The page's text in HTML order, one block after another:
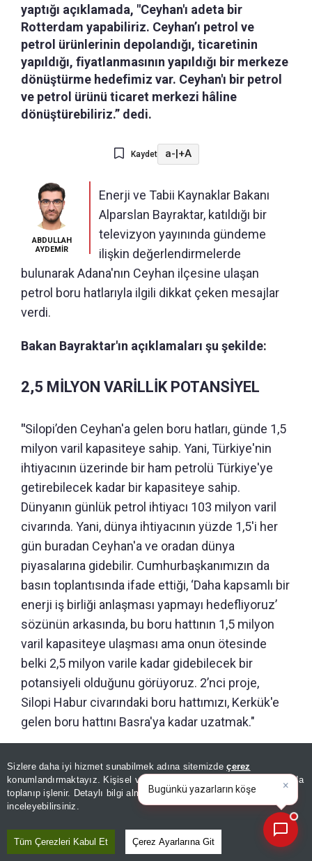
Sizlere daha iyi hizmet sunabilmek adına sitemizdeçerez
konumlandırmaktayız. Kişisel verileriniz, KVKK ve GDPR kapsamında
toplanıp işlenir. Detaylı bilgi almak içinAydınlatma Metnimizi
inceleyebilirsiniz.
Tüm Çerezleri Kabul Et Çerez Ayarlarına Git
yaptığı açıklamada, "Ceyhan'ı adeta bir
Rotterdam yapabiliriz. Ceyhan’ı petrol ve
petrol ürünlerinin depolandığı, ticaretinin
yapıldığı, fiyatlanmasının yapıldığı bir merkeze
dönüştürme hedefimiz var. Ceyhan'ı bir petrol
ve petrol ürünü ticaret merkezi hâline
dönüştürebiliriz.” dedi.
Kaydet a-|+A
ABDULLAH
AYDEMİR
Enerji ve Tabii Kaynaklar Bakanı
Alparslan Bayraktar, katıldığı bir
televizyon yayınında gündeme
ilişkin değerlendirmelerde
bulunarak Adana'nın Ceyhan ilçesine ulaşan
petrol boru hatlarıyla ilgili dikkat çeken mesajlar
verdi.
Bakan Bayraktar'ın açıklamaları şu şekilde:
2,5 MİLYON VARİLLİK POTANSİYEL
"Silopi’den Ceyhan'a gelen boru hatları, günde 1,5
milyon varil kapasiteye sahip. Yani, Türkiye'nin
ihtiyacının üzerinde bir ham petrolü Türkiye'ye
getirebilecek kadar bir kapasiteye sahip.
Dünyanın günlük petrol ihtiyacı 103 milyon varil
civarında. Yani, dünya ihtiyacının yüzde 1,5'i her
gün buradan Ceyhan'a ve oradan dünya
piyasalarına gidebilir. Cumhurbaşkanımızın da
basın toplantısında ifade ettiği, ‘Daha kapsamlı bir
enerji iş birliği anlaşması yapmayı hedefliyoruz’
sözünün arkasında, bu boru hattının 1,5 milyon
varil kapasiteye ulaşması ama onun ötesinde
belki 2,5 milyon varile kadar gidebilecek bir
potansiyeli olduğunu görüyoruz. 2’nci proje,
Silopi Habur civarındaki boru hattımızı, Kerkük'e
gelen boru hattını Basra'ya kadar uzatmak."
25 MİLYAR LİRALIK GELİR
1 Ağustos'taki anlaşmayla Irak tarafı, bu hattın
kullanımıyla alakalı 750 bin varillik bir taahhüt ile
bu boru hatlarından bir kapasiteyi almış oldu. Bu,
×
Bugünkü yazarların köşe
yazılarını özetleyin!